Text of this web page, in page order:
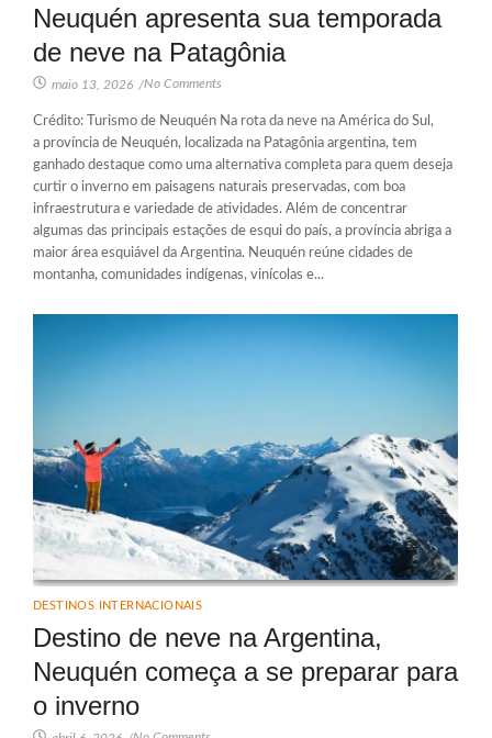
Neuquén apresenta sua temporada
de neve na Patagônia
maio 13, 2026 /No Comments
Crédito: Turismo de Neuquén Na rota da neve na América do Sul,
a província de Neuquén, localizada na Patagônia argentina, tem
ganhado destaque como uma alternativa completa para quem deseja
curtir o inverno em paisagens naturais preservadas, com boa
infraestrutura e variedade de atividades. Além de concentrar
algumas das principais estações de esqui do país, a província abriga a
maior área esquiável da Argentina. Neuquén reúne cidades de
montanha, comunidades indígenas, vinícolas e...
DESTINOS INTERNACIONAIS
Destino de neve na Argentina,
Neuquén começa a se preparar para
o inverno